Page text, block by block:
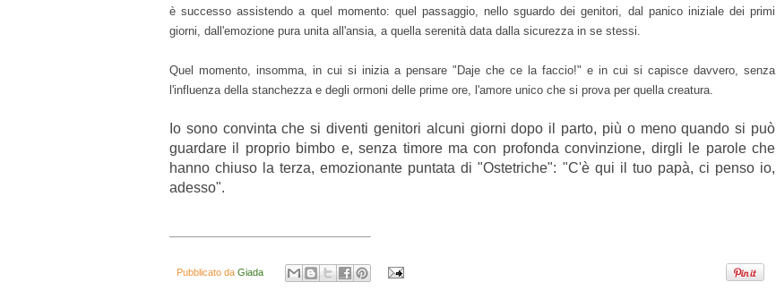
è successo assistendo a quel momento: quel passaggio, nello sguardo dei genitori, dal panico iniziale dei primi
giorni, dall'emozione pura unita all'ansia, a quella serenità data dalla sicurezza in se stessi.
Quel momento, insomma, in cui si inizia a pensare "Daje che ce la faccio!" e in cui si capisce davvero, senza
l'influenza della stanchezza e degli ormoni delle prime ore, l'amore unico che si prova per quella creatura.
Io sono convinta che si diventi genitori alcuni giorni dopo il parto, più o meno quando si può
guardare il proprio bimbo e, senza timore ma con profonda convinzione, dirgli le parole che
hanno chiuso la terza, emozionante puntata di "Ostetriche": "C'è qui il tuo papà, ci penso io,
adesso".
Pubblicato da Giada